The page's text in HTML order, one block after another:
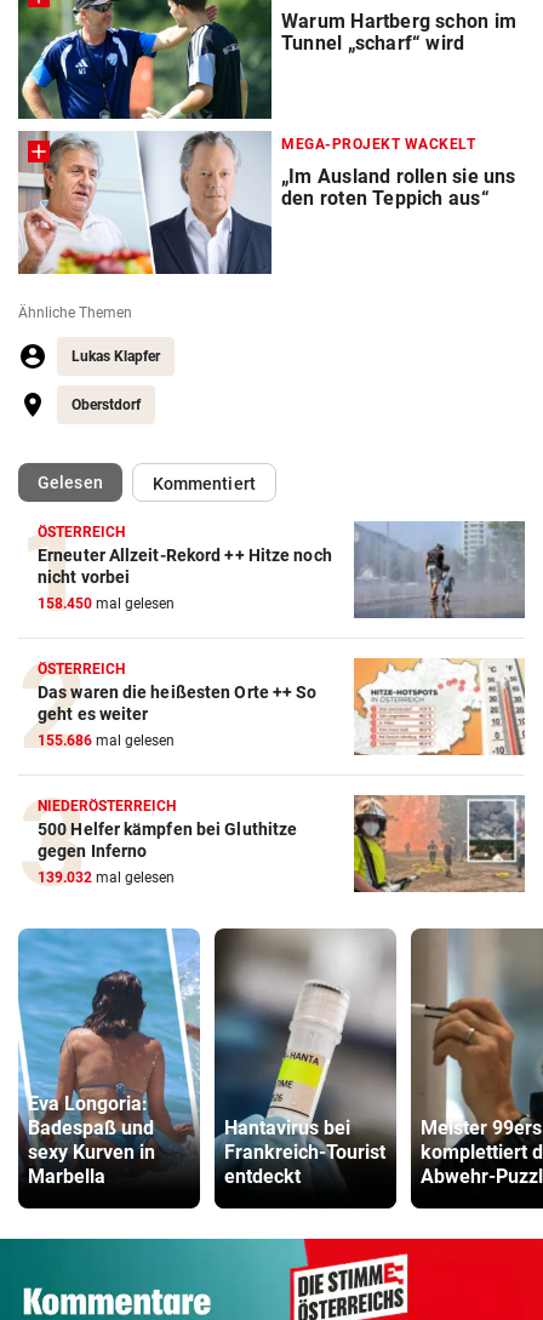
Warum Hartberg schon im
Tunnel „scharf“ wird
MEGA-PROJEKT WACKELT
„Im Ausland rollen sie uns
den roten Teppich aus“
Ähnliche Themen
Lukas Klapfer
Oberstdorf
Gelesen(ausgewählt)Kommentiert
ÖSTERREICH
Erneuter Allzeit-Rekord ++ Hitze noch
nicht vorbei
158.450 mal gelesen
ÖSTERREICH
Das waren die heißesten Orte ++ So
geht es weiter
155.686 mal gelesen
NIEDERÖSTERREICH
500 Helfer kämpfen bei Gluthitze
gegen Inferno
139.032 mal gelesen
Eva Longoria:
Badespaß und
sexy Kurven in
Marbella
Hantavirus bei
Frankreich-Tourist
entdeckt
Meister 99ers
komplettiert
Abwehr-